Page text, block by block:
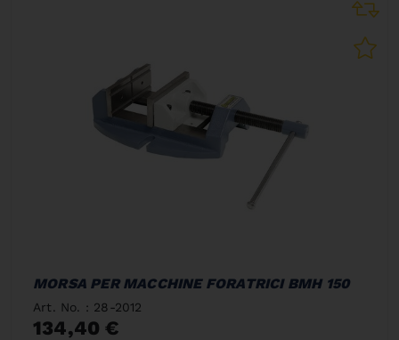
MORSA PER MACCHINE FORATRICI BMH 150
Art. No. : 28-2012
134,40 €